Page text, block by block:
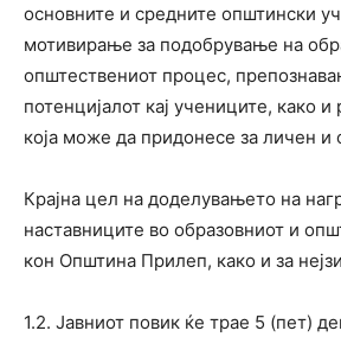
основните и средните општински
мотивирање за подобрување на
општествениот процес,
потенцијалот кај учениците, како и
која може да придонесе за личен и
Крајна цел на доделувањето на
наставниците во образовниот и
кон Општина Прилеп, како и за
1.2. Јавниот повик ќе трае 5 (пет)